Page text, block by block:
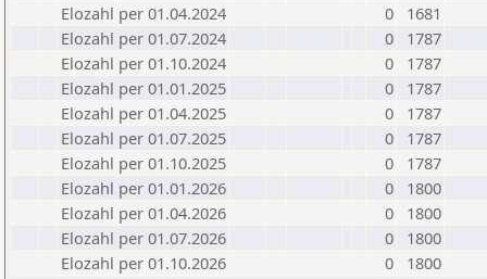
Elozahl per 01.04.2024
0
1681
Elozahl per 01.07.2024
0
1787
Elozahl per 01.10.2024
0
1787
Elozahl per 01.01.2025
0
1787
Elozahl per 01.04.2025
0
1787
Elozahl per 01.07.2025
0
1787
Elozahl per 01.10.2025
0
1787
Elozahl per 01.01.2026
0
1800
Elozahl per 01.04.2026
0
1800
Elozahl per 01.07.2026
0
1800
Elozahl per 01.10.2026
0 1800